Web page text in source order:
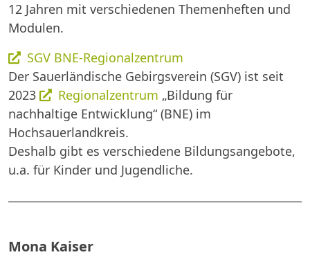
12 Jahren mit verschiedenen Themenheften und
Modulen.
SGV BNE-Regionalzentrum
Der Sauerländische Gebirgsverein (SGV) ist seit
2023
Regionalzentrum „Bildung für
nachhaltige Entwicklung“ (BNE) im
Hochsauerlandkreis.
Deshalb gibt es verschiedene Bildungsangebote,
u.a. für Kinder und Jugendliche.
Mona Kaiser